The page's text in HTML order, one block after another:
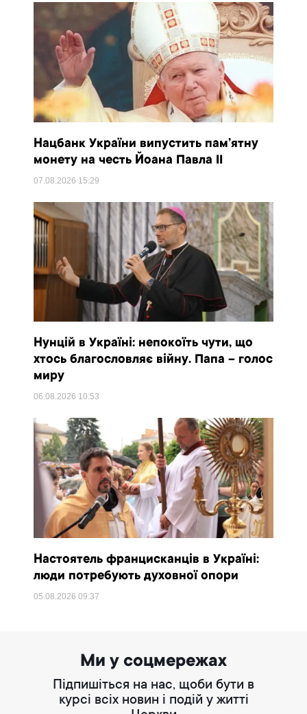
Нацбанк України випустить пам’ятну
монету на честь Йоана Павла II
07.08.2026 15:29
Нунцій в Україні: непокоїть чути, що
хтось благословляє війну. Папа – голос
миру
06.08.2026 10:53
Настоятель францисканців в Україні:
люди потребують духовної опори
05.08.202609:37
Ми у соцмережах
Підпишіться на нас, щоби бути в
курсі всіх новин і подій у житті